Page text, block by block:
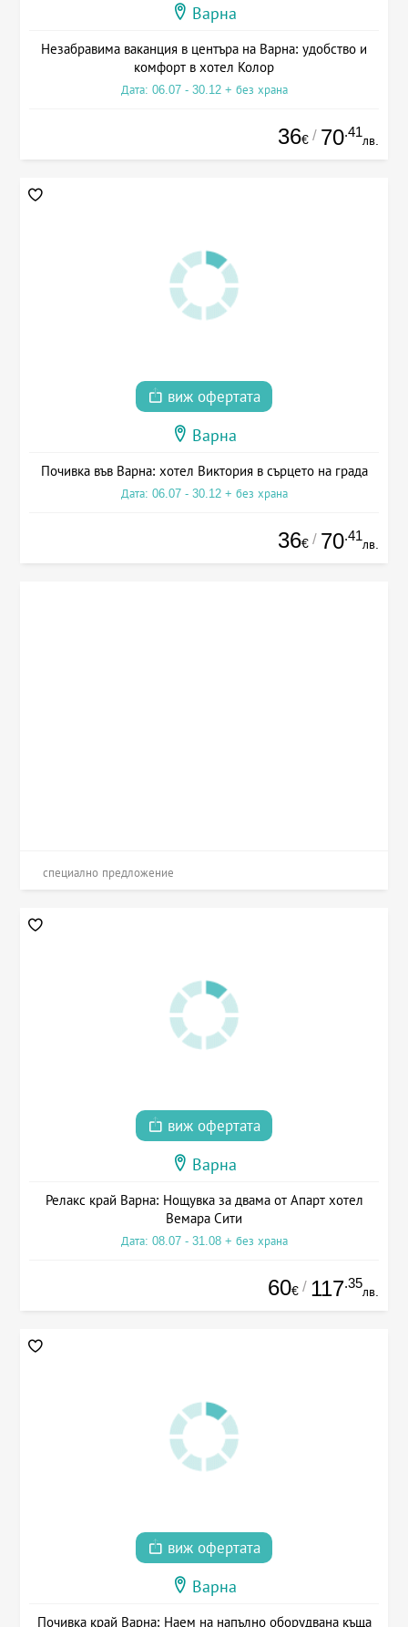
Варна
Незабравима ваканция в центъра на Варна: удобство и
комфорт в хотел Колор
Дата: 06.07 - 30.12 + без храна
36€ / 70.41
лв.
виж офертата
Варна
Почивка във Варна: хотел Виктория в сърцето на града
Дата: 06.07 - 30.12 + без храна
36€ / 70.41
лв.
специално предложение
виж офертата
Варна
Релакс край Варна: Нощувка за двама от Апарт хотел
Вемара Сити
Дата: 08.07 - 31.08 + без храна
60€ / 117.35
лв.
виж офертата
Варна
Почивка край Варна: Наем на напълно оборудвана къща